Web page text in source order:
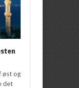
øst og
det